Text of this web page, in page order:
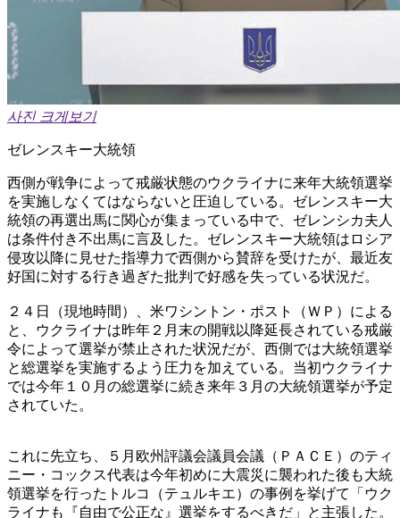
사진 크게보기
ゼレンスキー大統領
西側が戦争によって戒厳状態のウクライナに来年大統領選挙
を実施しなくてはならないと圧迫している。ゼレンスキー大
統領の再選出馬に関心が集まっている中で、ゼレンシカ夫人
は条件付き不出馬に言及した。ゼレンスキー大統領はロシア
侵攻以降に見せた指導力で西側から賛辞を受けたが、最近友
好国に対する行き過ぎた批判で好感を失っている状況だ。
２４日（現地時間）、米ワシントン・ポスト（ＷＰ）による
と、ウクライナは昨年２月末の開戦以降延長されている戒厳
令によって選挙が禁止された状況だが、西側では大統領選挙
と総選挙を実施するよう圧力を加えている。当初ウクライナ
では今年１０月の総選挙に続き来年３月の大統領選挙が予定
されていた。
これに先立ち、５月欧州評議会議員会議（ＰＡＣＥ）のティ
ニー・コックス代表は今年初めに大震災に襲われた後も大統
領選挙を行ったトルコ（テュルキエ）の事例を挙げて「ウク
ライナも『自由で公正な』選挙をするべきだ」と主張した。